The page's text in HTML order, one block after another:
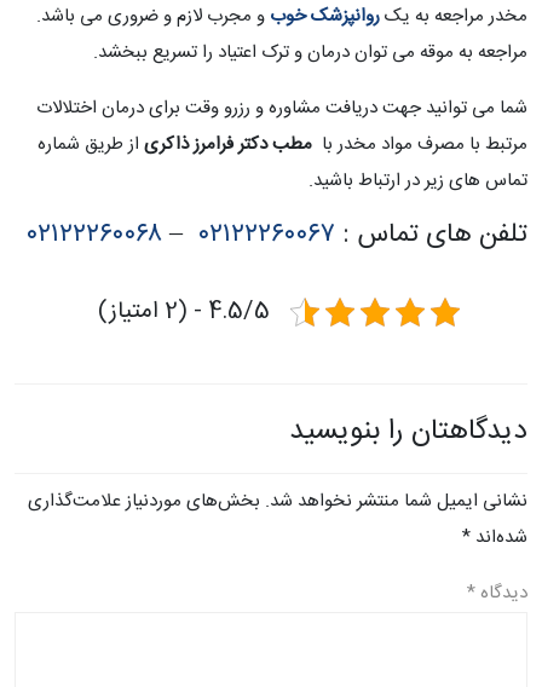
مخدر مراجعه به یکروانپزشک خوب و مجرب لازم و ضروری می باشد.
مراجعه به موقه می توان درمان و ترک اعتیاد را تسریع ببخشد.
شما می توانید جهت دریافت مشاوره و رزرو وقت برای درمان اختلالات
مرتبط با مصرف مواد مخدر با مطب دکتر فرامرز ذاکری از طریق شماره
تماس های زیر در ارتباط باشید.
تلفن های تماس : ۰۲۱۲۲۲۶۰۰۶۷ –۰۲۱۲۲۲۶۰۰۶۸
4.5/5 - (2 امتیاز)
دیدگاهتان را بنویسید
نشانی ایمیل شما منتشر نخواهد شد. بخش‌های موردنیاز علامت‌گذاری
شده‌اند *
دیدگاه *